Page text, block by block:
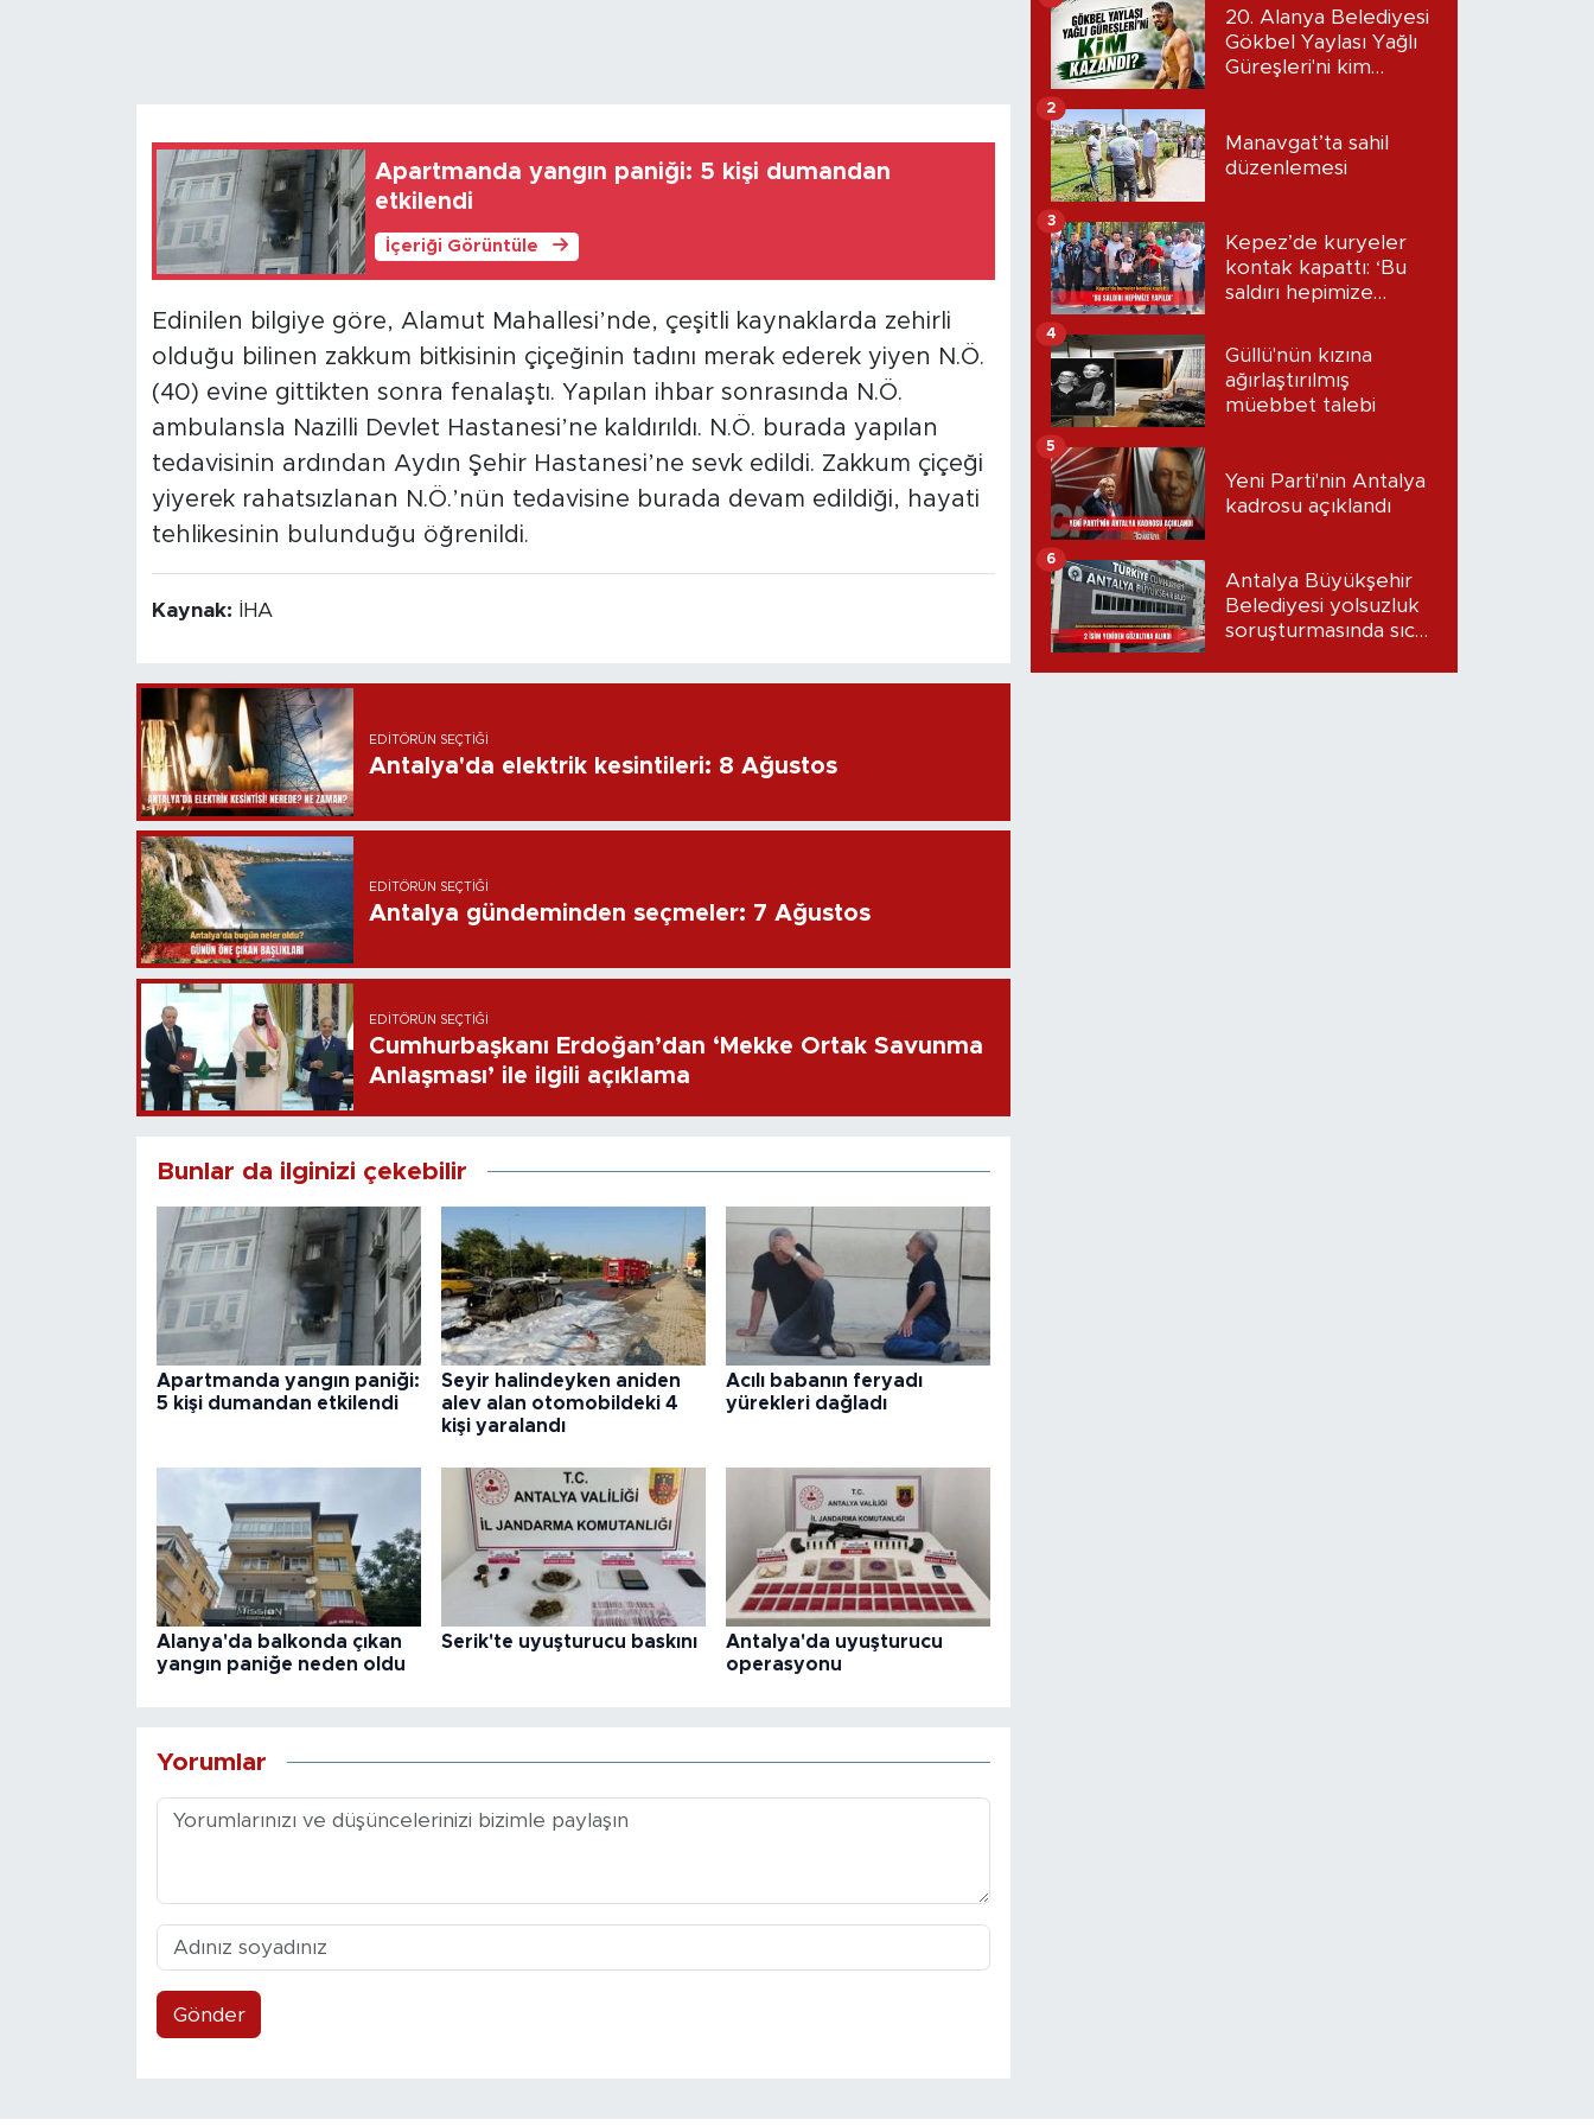
Apartmanda yangın paniği: 5 kişi dumandan
etkilendi
İçeriği Görüntüle
Edinilen bilgiye göre, Alamut Mahallesi’nde, çeşitli kaynaklarda zehirli
olduğu bilinen zakkum bitkisinin çiçeğinin tadını merak ederek yiyen N.Ö.
(40) evine gittikten sonra fenalaştı. Yapılan ihbar sonrasında N.Ö.
ambulansla Nazilli Devlet Hastanesi’ne kaldırıldı. N.Ö. burada yapılan
tedavisinin ardından Aydın Şehir Hastanesi’ne sevk edildi. Zakkum çiçeği
yiyerek rahatsızlanan N.Ö.’nün tedavisine burada devam edildiği, hayati
tehlikesinin bulunduğu öğrenildi.
Kaynak: İHA
EDITÖRÜN SEÇTIĞI
Antalya'da elektrik kesintileri: 8 Ağustos
EDITÖRÜN SEÇTIĞI
Antalya gündeminden seçmeler: 7 Ağustos
EDITÖRÜN SEÇTIĞI
Cumhurbaşkanı Erdoğan’dan ‘Mekke Ortak Savunma
Anlaşması’ ile ilgili açıklama
Bunlar da ilginizi çekebilir
Apartmanda yangın paniği:
5 kişi dumandan etkilendi
Seyir halindeyken aniden
alev alan otomobildeki 4
kişi yaralandı
Acılı babanın feryadı
yürekleri dağladı
Alanya'da balkonda çıkan
yangın paniğe neden oldu
Serik'te uyuşturucu baskını
Antalya'da uyuşturucu
operasyonu
Yorumlar
Gönder
20. Alanya Belediyesi
Gökbel Yaylası Yağlı
Güreşleri'ni kim
Manavgat’ta sahil
düzenlemesi
2
Kepez’de kuryeler
kontak kapattı: ‘Bu
saldırı hepimize
3
Güllü'nün kızına
ağırlaştırılmış
müebbet talebi
4
Yeni Parti'nin Antalya
kadrosu açıklandı
5
Antalya Büyükşehir
Belediyesi yolsuzluk
soruşturmasında sıcak
6
Resmi İlanlar